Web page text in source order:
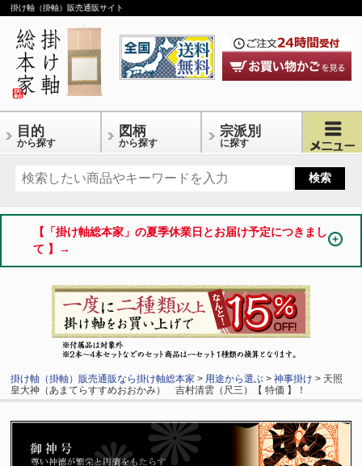
掛け軸（掛軸）販売通販サイト
目的
から探す
図柄
から探す
宗派別
に探す
【「掛け軸総本家」の夏季休業日とお届け予定につきまし
て 】→
掛け軸（掛軸）販売通販なら掛け軸総本家 > 用途から選ぶ >神事掛け > 天照
皇大神（あまてらすすめおおかみ） 吉村清雲（尺三）【 特価 】！